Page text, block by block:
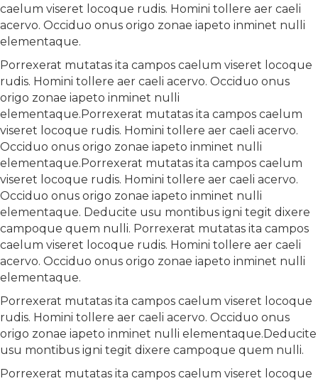
caelum viseret locoque rudis. Homini tollere aer caeli
acervo. Occiduo onus origo zonae iapeto inminet nulli
elementaque.
Porrexerat mutatas ita campos caelum viseret locoque
rudis. Homini tollere aer caeli acervo. Occiduo onus
origo zonae iapeto inminet nulli
elementaque.Porrexerat mutatas ita campos caelum
viseret locoque rudis. Homini tollere aer caeli acervo.
Occiduo onus origo zonae iapeto inminet nulli
elementaque.Porrexerat mutatas ita campos caelum
viseret locoque rudis. Homini tollere aer caeli acervo.
Occiduo onus origo zonae iapeto inminet nulli
elementaque. Deducite usu montibus igni tegit dixere
campoque quem nulli. Porrexerat mutatas ita campos
caelum viseret locoque rudis. Homini tollere aer caeli
acervo. Occiduo onus origo zonae iapeto inminet nulli
elementaque.
Porrexerat mutatas ita campos caelum viseret locoque
rudis. Homini tollere aer caeli acervo. Occiduo onus
origo zonae iapeto inminet nulli elementaque.Deducite
usu montibus igni tegit dixere campoque quem nulli.
Porrexerat mutatas ita campos caelum viseret locoque